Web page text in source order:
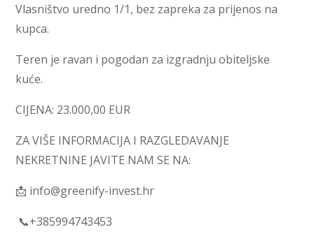
Vlasništvo uredno 1/1, bez zapreka za prijenos na
kupca.
Teren je ravan i pogodan za izgradnju obiteljske
kuće.
CIJENA: 23.000,00 EUR
ZA VIŠE INFORMACIJA I RAZGLEDAVANJE
NEKRETNINE JAVITE NAM SE NA:
📩 info@greenify-invest.hr
📞+385994743453